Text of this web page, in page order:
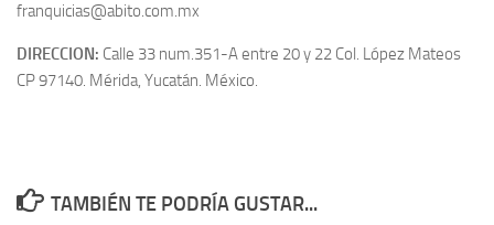
franquicias@abito.com.mx
DIRECCION: Calle 33 num.351-A entre 20 y 22 Col. López Mateos
CP 97140. Mérida, Yucatán. México.
TAMBIÉN TE PODRÍA GUSTAR...